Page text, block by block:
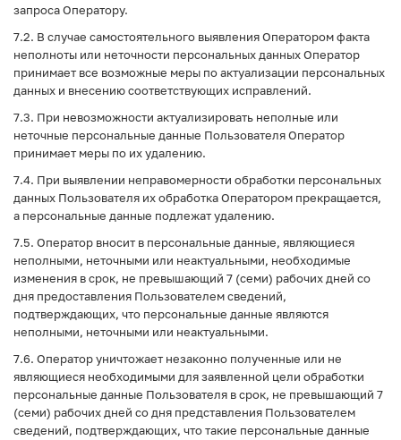
запроса Оператору.
7.2. В случае самостоятельного выявления Оператором факта
неполноты или неточности персональных данных Оператор
принимает все возможные меры по актуализации персональных
данных и внесению соответствующих исправлений.
7.3. При невозможности актуализировать неполные или
неточные персональные данные Пользователя Оператор
принимает меры по их удалению.
7.4. При выявлении неправомерности обработки персональных
данных Пользователя их обработка Оператором прекращается,
а персональные данные подлежат удалению.
7.5. Оператор вносит в персональные данные, являющиеся
неполными, неточными или неактуальными, необходимые
изменения в срок, не превышающий 7 (семи) рабочих дней со
дня предоставления Пользователем сведений,
подтверждающих, что персональные данные являются
неполными, неточными или неактуальными.
7.6. Оператор уничтожает незаконно полученные или не
являющиеся необходимыми для заявленной цели обработки
персональные данные Пользователя в срок, не превышающий 7
(семи) рабочих дней со дня представления Пользователем
сведений, подтверждающих, что такие персональные данные